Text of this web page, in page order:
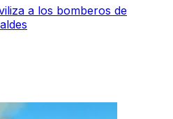
a los bomberos de